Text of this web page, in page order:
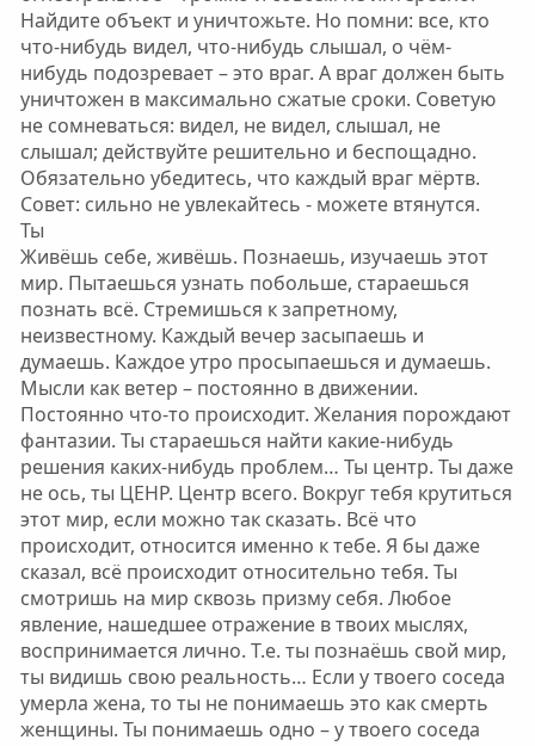
Найдите объект и уничтожьте. Но помни: все, кто
что-нибудь видел, что-нибудь слышал, о чём-
нибудь подозревает – это враг. А враг должен быть
уничтожен в максимально сжатые сроки. Советую
не сомневаться: видел, не видел, слышал, не
слышал; действуйте решительно и беспощадно.
Обязательно убедитесь, что каждый враг мёртв.
Совет: сильно не увлекайтесь - можете втянутся.
Ты
Живёшь себе, живёшь. Познаешь, изучаешь этот
мир. Пытаешься узнать побольше, стараешься
познать всё. Стремишься к запретному,
неизвестному. Каждый вечер засыпаешь и
думаешь. Каждое утро просыпаешься и думаешь.
Мысли как ветер – постоянно в движении.
Постоянно что-то происходит. Желания порождают
фантазии. Ты стараешься найти какие-нибудь
решения каких-нибудь проблем… Ты центр. Ты даже
не ось, ты ЦЕНР. Центр всего. Вокруг тебя крутиться
этот мир, если можно так сказать. Всё что
происходит, относится именно к тебе. Я бы даже
сказал, всё происходит относительно тебя. Ты
смотришь на мир сквозь призму себя. Любое
явление, нашедшее отражение в твоих мыслях,
воспринимается лично. Т.е. ты познаёшь свой мир,
ты видишь свою реальность… Если у твоего соседа
умерла жена, то ты не понимаешь это как смерть
женщины. Ты понимаешь одно – у твоего соседа